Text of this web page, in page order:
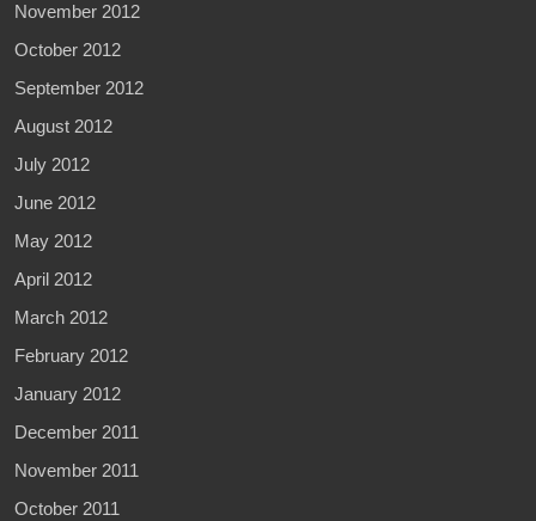
November 2012
October 2012
September 2012
August 2012
July 2012
June 2012
May 2012
April 2012
March 2012
February 2012
January 2012
December 2011
November 2011
October 2011